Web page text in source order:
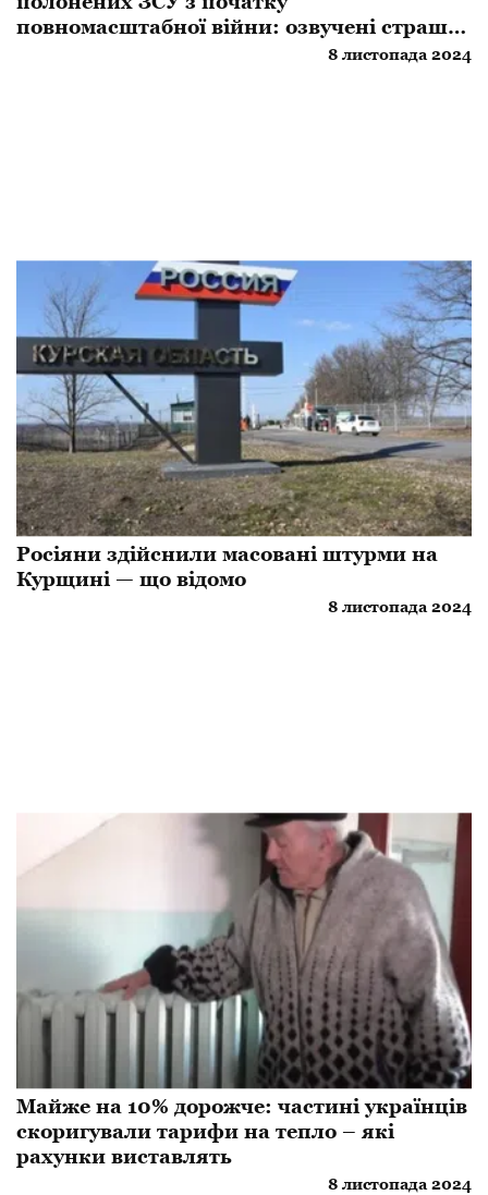
повномасштабної війни: озвучені страшні
8 листопада 2024
Росіяни здійснили масовані штурми на
Курщині — що відомо
8 листопада 2024
Майже на 10% дорожче: частині українців
скоригували тарифи на тепло – які
рахунки виставлять
8 листопада 2024